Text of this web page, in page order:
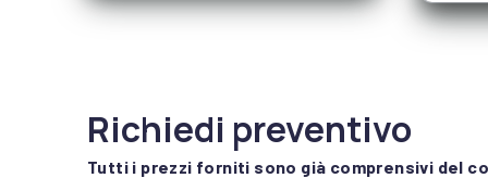
Richiedi preventivo
Tutti i prezzi forniti sono già comprensivi del